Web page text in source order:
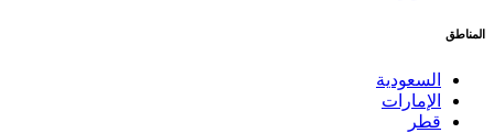
المناطق
السعودية
الإمارات
قطر